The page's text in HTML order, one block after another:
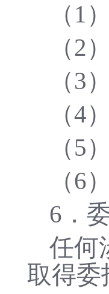
（ 1
（2
（3
（4
（5
（6
6 ．
任何
取得委